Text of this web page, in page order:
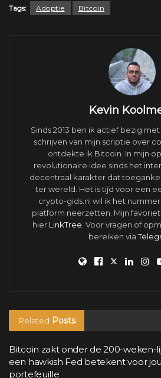
Tags: Adoptie Bitcoin
Kevin
Sinds 2013 ben ik actief bezig
schrijven van mijn scriptie over
ontdekte ik Bitcoin. In mijn
revolutionaire idee sinds het
decentraal karakter dat
ter wereld. Het is tijd voor een
crypto-gids.nl wil ik het
platform neerzetten. Mijn
hier LinkTree . Voor vragen of
bereiken via
Related Posts
Bitcoin zakt onder de 200-weken-
een hawkish Fed betekent voor
portefeuille